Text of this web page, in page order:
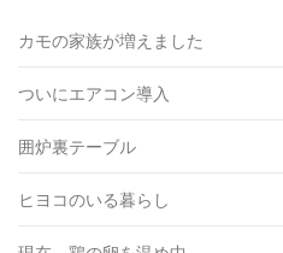
カモの家族が増えました
ついにエアコン導入
囲炉裏テーブル
ヒヨコのいる暮らし